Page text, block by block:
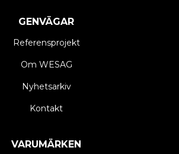
GENVÄGAR
Referensprojekt
Om WESAG
Nyhetsarkiv
Kontakt
VARUMÄRKEN